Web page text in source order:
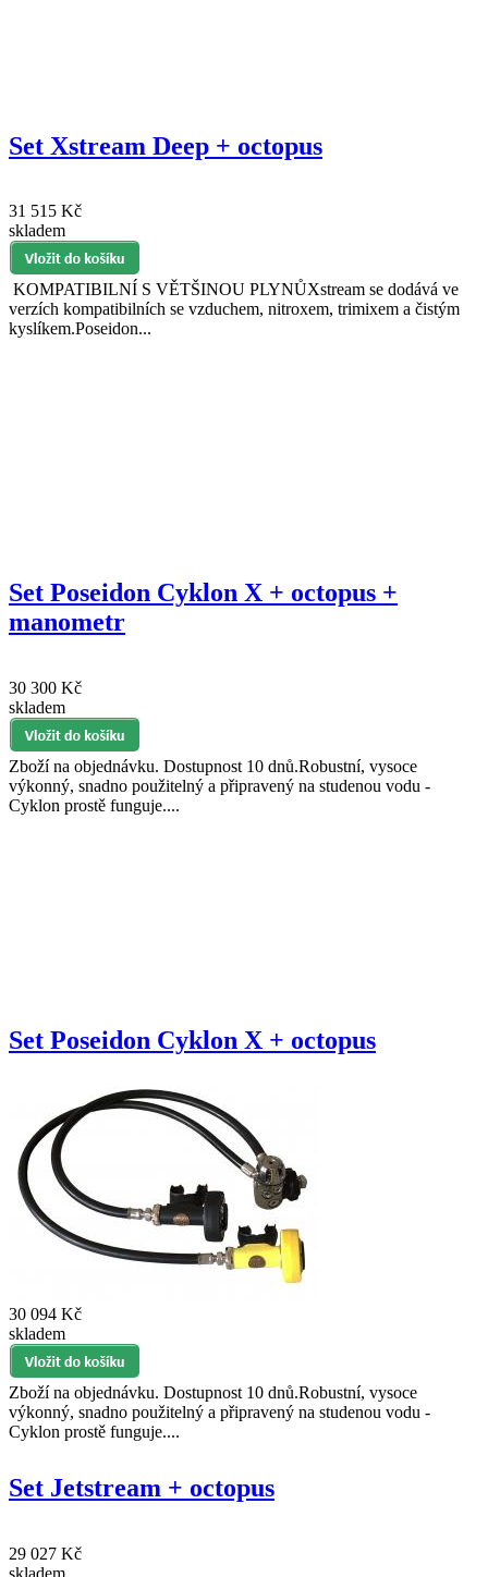
Set Xstream Deep + octopus
31 515 Kč
skladem
KOMPATIBILNÍ S VĚTŠINOU PLYNŮXstream se dodává ve
verzích kompatibilních se vzduchem, nitroxem, trimixem a čistým
kyslíkem.Poseidon...
Set Poseidon Cyklon X + octopus +
manometr
30 300 Kč
skladem
Zboží na objednávku. Dostupnost 10 dnů.Robustní, vysoce
výkonný, snadno použitelný a připravený na studenou vodu -
Cyklon prostě funguje....
Set Poseidon Cyklon X + octopus
30 094 Kč
skladem
Zboží na objednávku. Dostupnost 10 dnů.Robustní, vysoce
výkonný, snadno použitelný a připravený na studenou vodu -
Cyklon prostě funguje....
Set Jetstream + octopus
29 027 Kč